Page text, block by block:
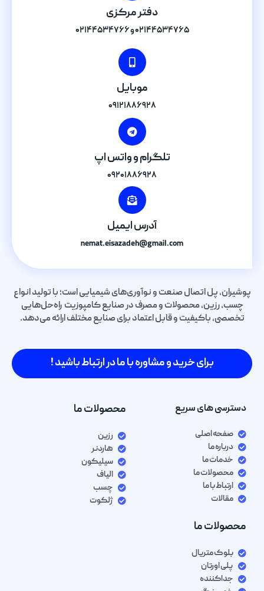
دفتر مرکزی
۰۲۱۴۴۵۳۴۷۶۵ و ۰۲۱۴۴۵۳۴۷۶۶
موبایل
۰۹۱۲۱۸۸۶۹۲۸
تلگرام و واتس اپ
۰۹۲۰۱۸۸۶۹۲۸
آدرس ایمیل
nemat.eisazadeh@gmail.com
پوشیران، پل اتصال صنعت و نوآوری‌های شیمیایی است؛ با تولید انواع
چسب، رزین، محصولات و مصرف در صنایع کامپوزیت راه‌حل‌هایی
تخصصی، باکیفیت و قابل اعتماد برای صنایع مختلف ارائه می‌دهد.
برای خرید و مشاوره با ما در ارتباط باشید !
دسترسی های سریع
صفحه اصلی
درباره ما
خدمات ما
محصولات ما
ارتباط با ما
مقالات
محصولات ما
رزین
هاردنر
سیلیکون
الیاف
چسب
ژلکوت
محصولات ما
بلوک متریال
پلی اورتان
جداکننده